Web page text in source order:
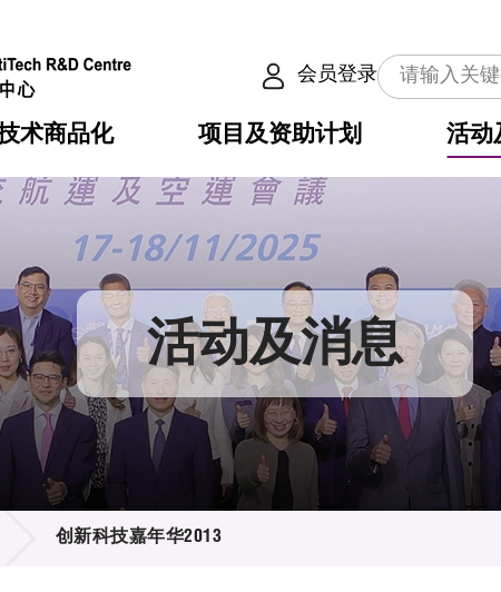
会员登录
介
架构
构
问
通告
术商品化
授权之技术
公共服务之创新技术
目
项目及资助计划
划
划
划
惠
发项目计划书
料库
活动
中心
导
心
物
服务
表
入 活动及消息
创新科技嘉年华2013